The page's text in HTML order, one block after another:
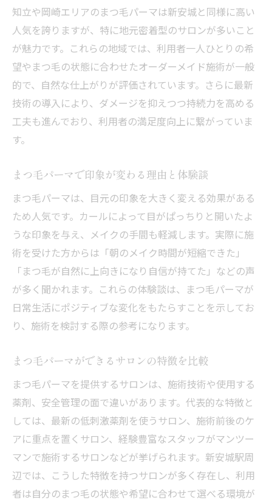
ト
まつ毛パーマ新安城駅周辺の最新トレンド
まつ毛パーマ施術後に避けたいNG行為まとめ
まつ毛パーマ後のNG行為と正しいケア方法
まつ毛パーマ施術後に控えるべき習慣一覧
まつ毛パーマ長持ちの秘訣とNGなケア例
まつ毛パーマ施術直後の避けたい行動とは
まつ毛パーマを美しく保つためのポイント
パリジェンヌとマスカラパーマの違いに迫る
まつ毛パーマとパリジェンヌの違いを徹底
比較
マスカラパーマはどんな人に向いているか
まつ毛パーマの選び方で迷ったときの基準
まつ毛パーマ知立で人気の施術特徴まとめ
パリジェンヌとまつ毛パーマのメリット解
イント
口コミや評判で選ぶまつ毛パーマ体験談集
まつ毛パーマの口コミから見るおすすめサ
ロン
まつ毛パーマ安城エリアの評判を徹底チェ
ック
知立や岡崎エリアのまつ毛パーマは新安城と同様に高い
人気を誇りますが、特に地元密着型のサロンが多いこと
が魅力です。これらの地域では、利用者一人ひとりの希
望やまつ毛の状態に合わせたオーダーメイド施術が一般
的で、自然な仕上がりが評価されています。さらに最新
技術の導入により、ダメージを抑えつつ持続力を高める
工夫も進んでおり、利用者の満足度向上に繋がっていま
す。
まつ毛パーマで印象が変わる理由と体験談
まつ毛パーマは、目元の印象を大きく変える効果がある
ため人気です。カールによって目がぱっちりと開いたよ
うな印象を与え、メイクの手間も軽減します。実際に施
術を受けた方からは「朝のメイク時間が短縮できた」
「まつ毛が自然に上向きになり自信が持てた」などの声
が多く聞かれます。これらの体験談は、まつ毛パーマが
日常生活にポジティブな変化をもたらすことを示してお
り、施術を検討する際の参考になります。
まつ毛パーマができるサロンの特徴を比較
まつ毛パーマを提供するサロンは、施術技術や使用する
薬剤、安全管理の面で違いがあります。代表的な特徴と
しては、最新の低刺激薬剤を使うサロン、施術前後のケ
アに重点を置くサロン、経験豊富なスタッフがマンツー
マンで施術するサロンなどが挙げられます。新安城駅周
辺では、こうした特徴を持つサロンが多く存在し、利用
者は自分のまつ毛の状態や希望に合わせて選べる環境が